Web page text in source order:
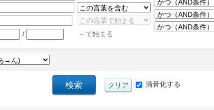
/ ～で始まる
清音化する